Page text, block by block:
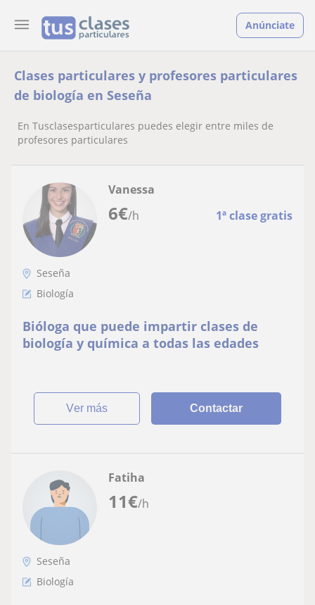
Anúnciate
Clases particulares y profesores particulares
de biología en Seseña
En Tusclasesparticulares puedes elegir entre miles de
profesores particulares
6€/h 1ª clase gratis
Vanessa
Seseña
Biología
Bióloga que puede impartir clases de
biología y química a todas las edades
ver más Contactar
11€/h
Fatiha
Seseña
Biología